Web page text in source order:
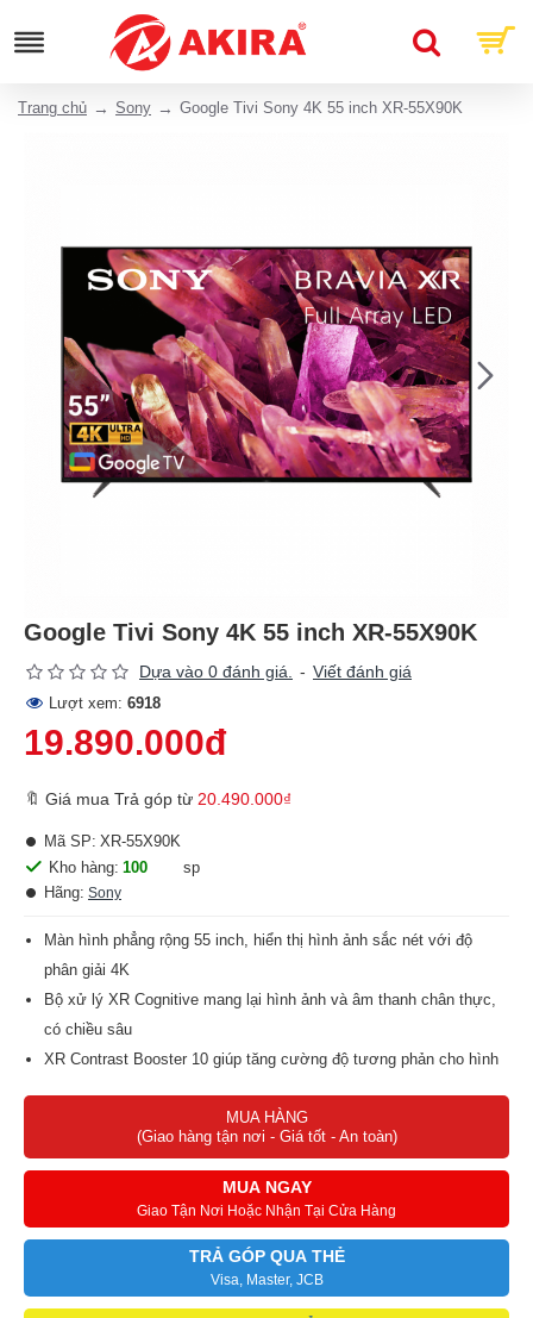
Trang chủ Sony Google Tivi Sony 4K 55 inch XR-55X90K
Google Tivi Sony 4K 55 inch XR-55X90K
Dựa vào 0 đánh giá. - Viết đánh giá
Lượt xem: 6918
19.890.000đ
🔖 Giá mua Trả góp từ 20.490.000₫
Kho hàng: 100
sp
Hãng: Sony
Mã SP: XR-55X90K
Màn hình phẳng rộng 55 inch, hiển thị hình ảnh sắc nét với độ
phân giải 4K
Bộ xử lý XR Cognitive mang lại hình ảnh và âm thanh chân thực,
có chiều sâu
XR Contrast Booster 10 giúp tăng cường độ tương phản cho hình
Công nghệ Dolby Atmos đem đến trải nghiệm âm thanh như trong
Công nghệ Acoustic Multi-Audio giúp âm thanh khớp với nội dung
trên màn hình
Trang bị hệ điều hành Google TV giao diện thân thiện, kho ứng
Tìm kiếm giọng nói bằng tiếng Việt ở chế độ rảnh tay hoặc thông
MUA HÀNG
(Giao hàng tận nơi - Giá tốt - An toàn)
MUA NGAY
Giao Tận Nơi Hoặc Nhận Tại Cửa Hàng
TRẢ GÓP QUA THẺ
Visa, Master, JCB